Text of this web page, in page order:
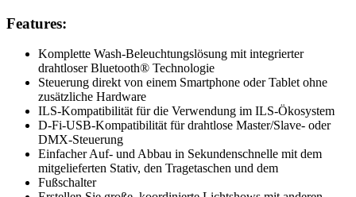
Features:
Komplette Wash-Beleuchtungslösung mit integrierter
drahtloser Bluetooth® Technologie
Steuerung direkt von einem Smartphone oder Tablet ohne
zusätzliche Hardware
ILS-Kompatibilität für die Verwendung im ILS-Ökosystem
D-Fi-USB-Kompatibilität für drahtlose Master/Slave- oder
DMX-Steuerung
Einfacher Auf- und Abbau in Sekundenschnelle mit dem
mitgelieferten Stativ, den Tragetaschen und dem
Fußschalter